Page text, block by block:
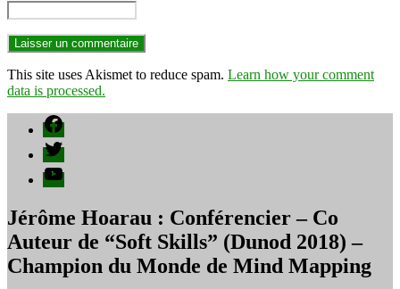
This site uses Akismet to reduce spam. Learn how your comment
data is processed.
Facebook
Twitter
YouTube
Jérôme Hoarau : Conférencier – Co
Auteur de “Soft Skills” (Dunod 2018) –
Champion du Monde de Mind Mapping